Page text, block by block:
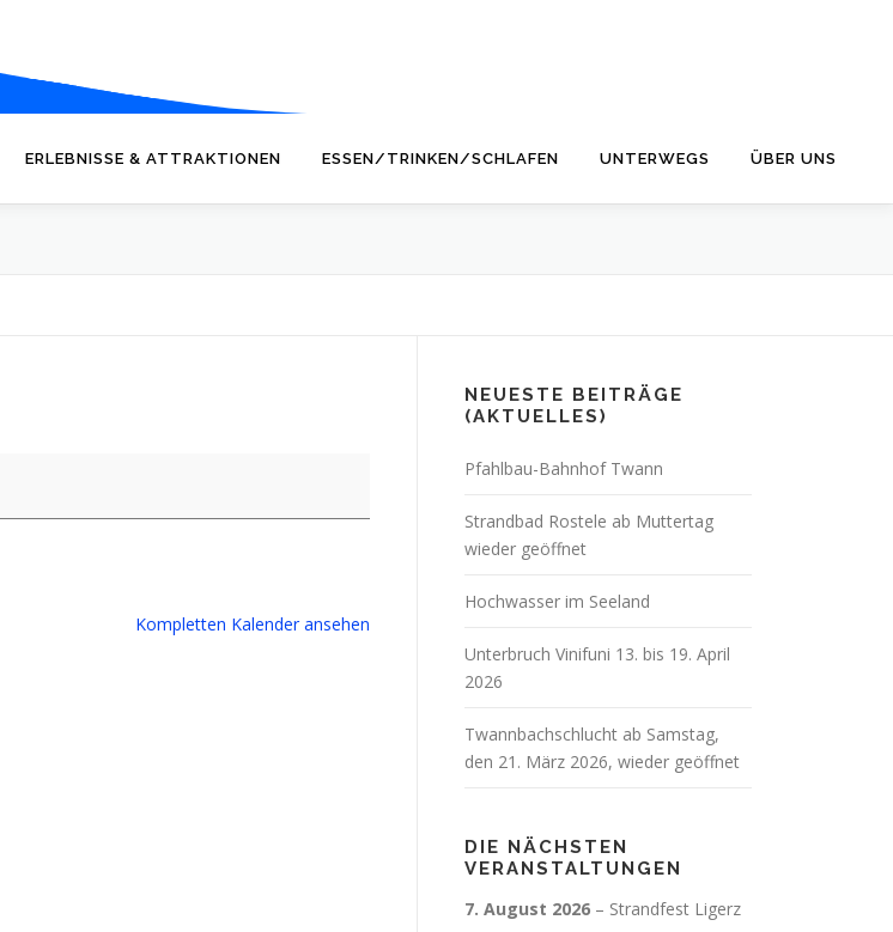
ERLEBNISSE & ATTRAKTIONEN ESSEN/TRINKEN/SCHLAFEN UNTERWEGS ÜBER UNS
Kompletten Kalender ansehen
NEUESTE BEITRÄGE
(AKTUELLES)
Pfahlbau-Bahnhof Twann
Strandbad Rostele ab Muttertag
wieder geöffnet
Hochwasser im Seeland
Unterbruch Vinifuni 13. bis 19. April
2026
Twannbachschlucht ab Samstag,
den 21. März 2026, wieder geöffnet
DIE NÄCHSTEN
VERANSTALTUNGEN
7. August 2026 – Strandfest Ligerz